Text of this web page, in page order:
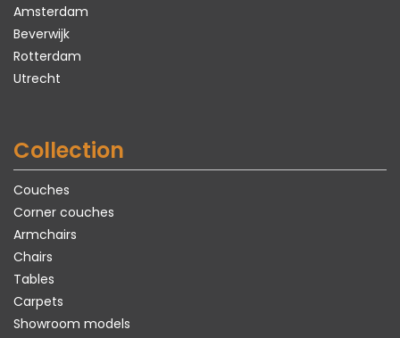
Amsterdam
Beverwijk
Rotterdam
Utrecht
Collection
Couches
Corner couches
Armchairs
Chairs
Tables
Carpets
Showroom models